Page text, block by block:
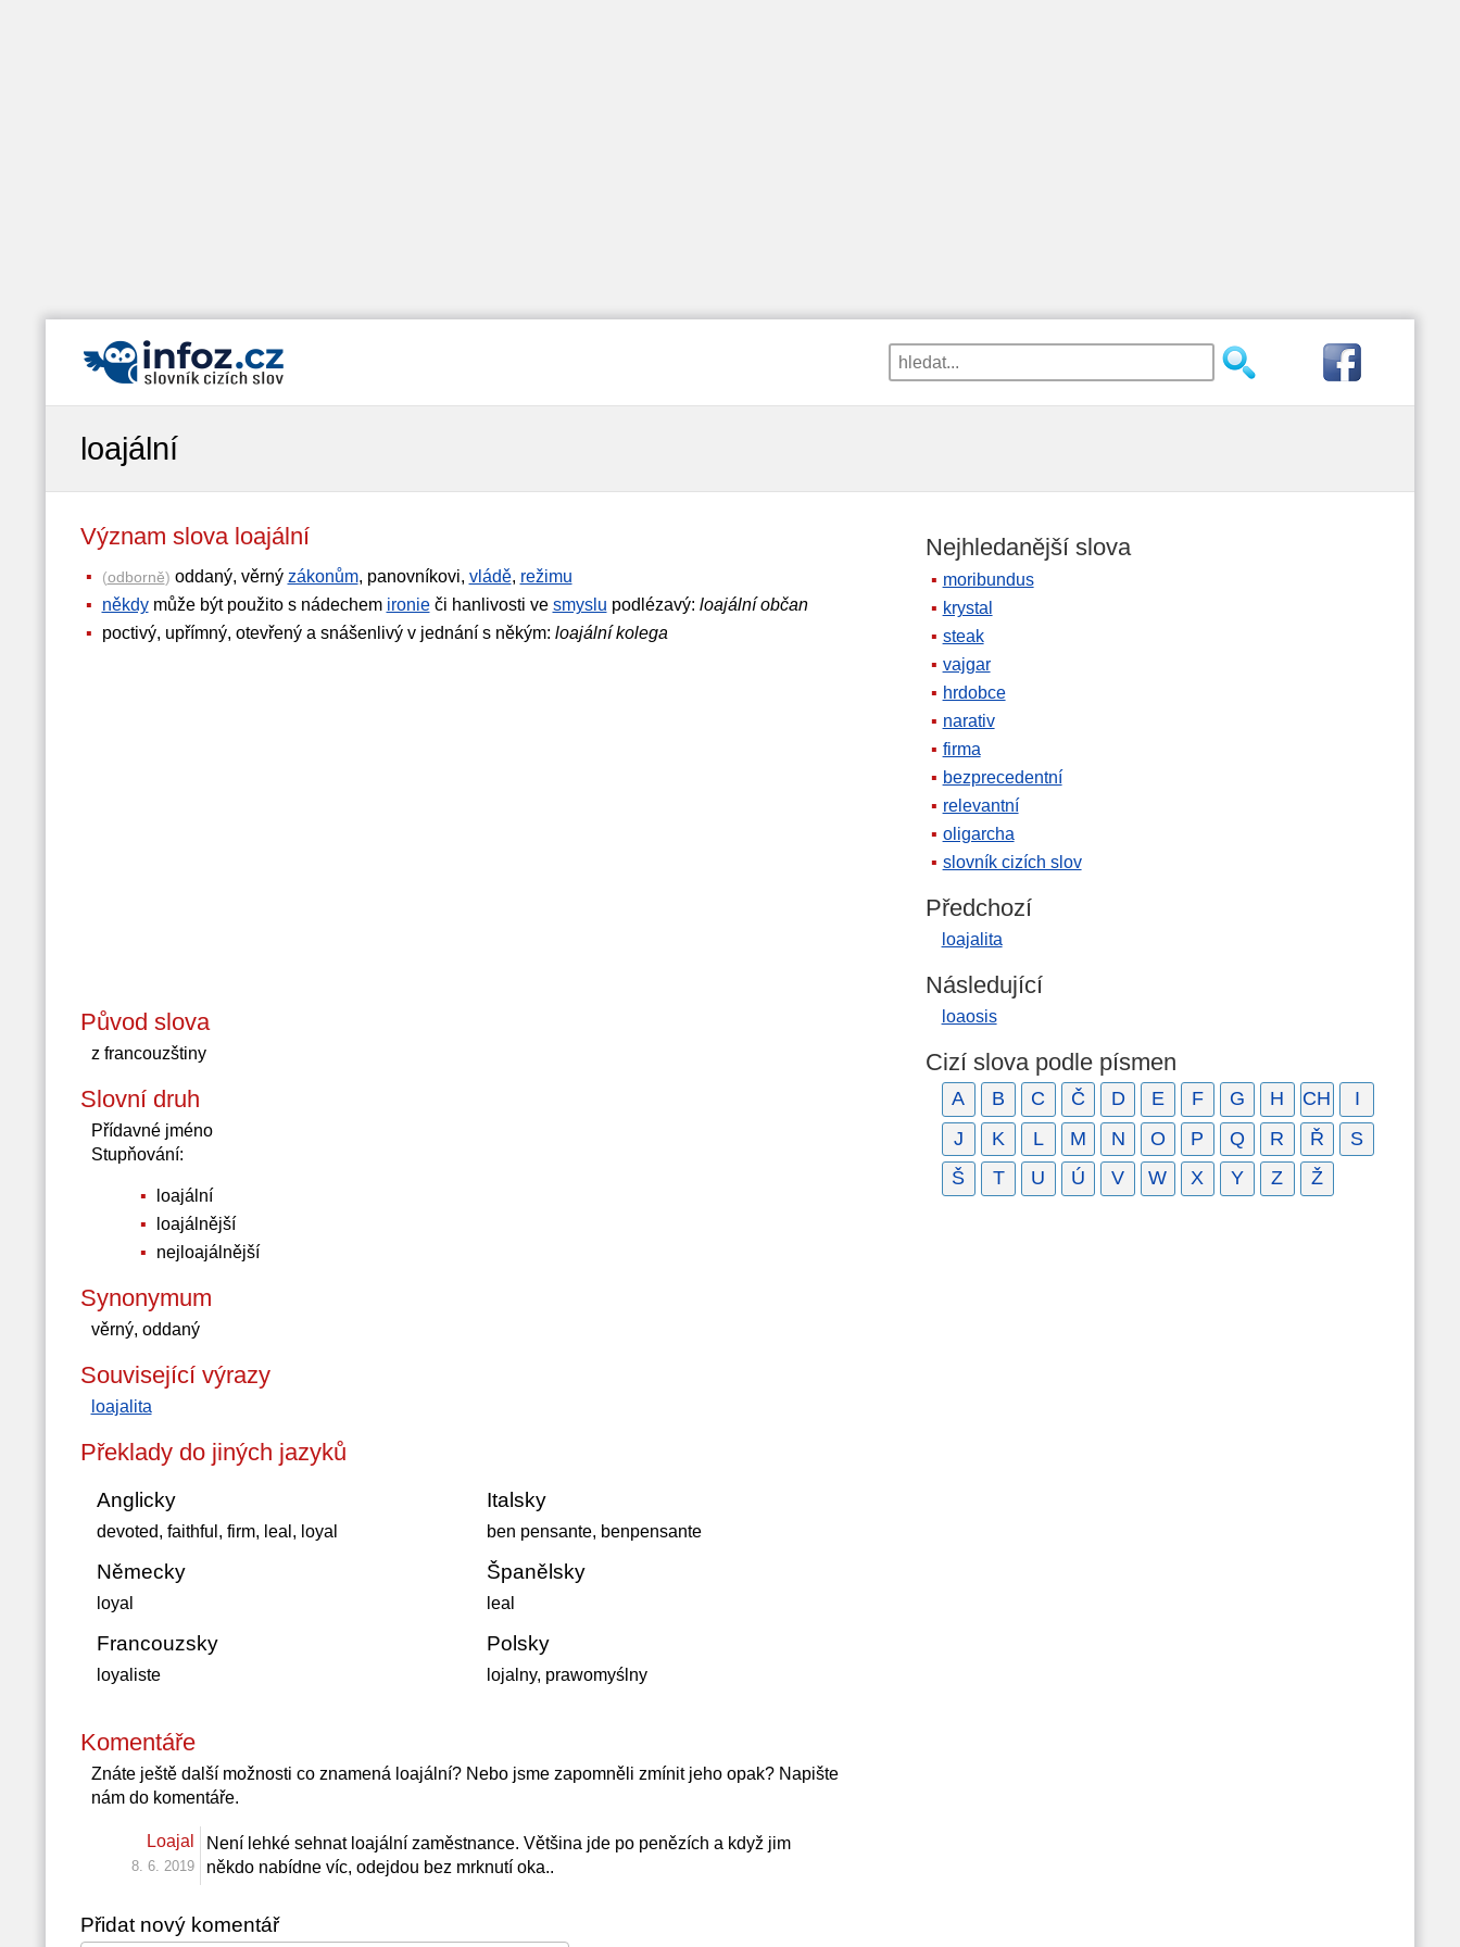
loajální
Význam slova loajální
(odborně) oddaný, věrný zákonům, panovníkovi, vládě, režimu
někdymůže být použito s nádechem ironieči hanlivosti ve smyslu podlézavý: loajální občan
poctivý, upřímný, otevřený a snášenlivý v jednání s někým: loajální kolega
Původ slova
z francouzštiny
Slovní druh
Přídavné jméno
Stupňování:
loajální
loajálnější
nejloajálnější
Synonymum
věrný, oddaný
Související výrazy
loajalita
Překlady do jiných jazyků
Anglicky
devoted, faithful, firm, leal, loyal
Německy
loyal
Francouzsky
loyaliste
Italsky
ben pensante, benpensante
Španělsky
leal
Polsky
lojalny, prawomyślny
Komentáře
Znáte ještě další možnosti co znamená loajální? Nebo jsme zapomněli zmínit jeho opak? Napište
nám do komentáře.
Loajal
8. 6. 2019
Není lehké sehnat loajální zaměstnance. Většina jde po penězích a když jim
někdo nabídne víc, odejdou bez mrknutí oka..
Přidat nový komentář
Nejhledanější slova
moribundus
krystal
steak
vajgar
hrdobce
narativ
firma
bezprecedentní
relevantní
oligarcha
slovník cizích slov
Předchozí
loajalita
Následující
loaosis
Cizí slova podle písmen
A B C Č D E F G H CH
I
J
K L M N O P Q R Ř
S
Š
T U Ú V W X Y Z Ž